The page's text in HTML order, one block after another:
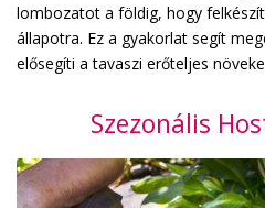
lombozatot a földig, hogy
állapotra. Ez a gyakorlat segít
elősegíti a tavaszi erőteljes
Szezonális